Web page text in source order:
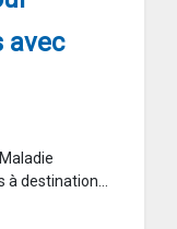
avec
à destination...